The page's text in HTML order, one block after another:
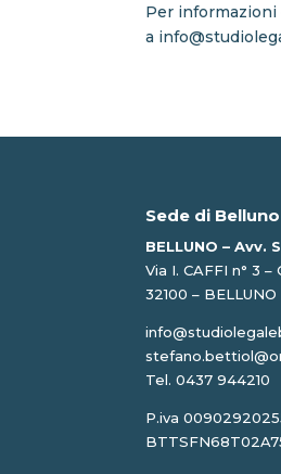
Per informazioni
a
Sede di Belluno
BELLUNO – Avv.
Via I. CAFFI n° 3
32100 – BELLUNO
Tel. 0437 944210
P.iva